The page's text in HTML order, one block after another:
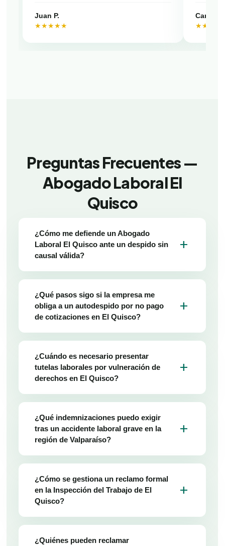
Juan P.
★★★★★
Camila
Preguntas Frecuentes —
Abogado Laboral El
Quisco
¿Cómo me defiende un Abogado
Laboral El Quisco ante un despido sin
causal válida?
add
¿Qué pasos sigo si la empresa me
obliga a un autodespido por no pago
de cotizaciones en El Quisco?
add
¿Cuándo es necesario presentar
tutelas laborales por vulneración de
derechos en El Quisco?
add
¿Qué indemnizaciones puedo exigir
tras un accidente laboral grave en la
región de Valparaíso?
add
¿Cómo se gestiona un reclamo formal
en la Inspección del Trabajo de El
Quisco?
add
¿Quiénes pueden reclamar